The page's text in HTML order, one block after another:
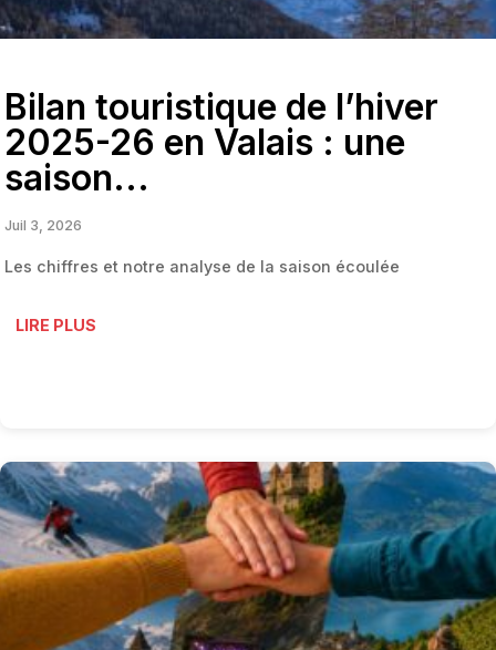
Bilan touristique de l’hiver
2025-26 en Valais : une
saison...
Juil 3, 2026
Les chiffres et notre analyse de la saison écoulée
LIRE PLUS